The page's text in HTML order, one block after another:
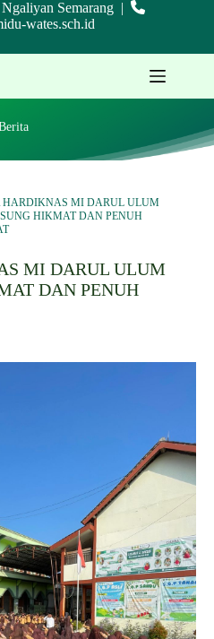
Semarang |
wates.sch.id
HARDIKNAS MI DARUL ULUM
HIKMAT DAN PENUH
MI DARUL ULUM
DAN PENUH